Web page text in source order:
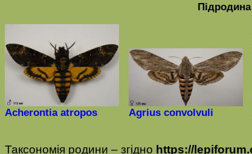
Підродина
Acherontia atropos Agrius convolvuli
Таксономія родини – згідно https://